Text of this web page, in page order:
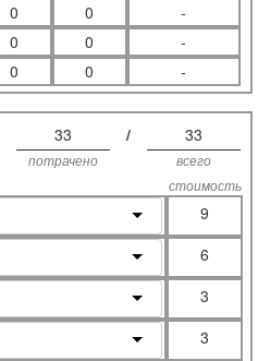
0 0
-
0 0
-
0 0 -
33 / 33
потрачено
всего
стоимость
9
6
3
3